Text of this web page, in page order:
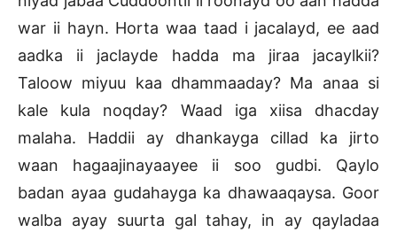
war ii hayn. Horta waa taad i jacalayd, ee aad
aadka ii jaclayde hadda ma jiraa jacaylkii?
Taloow miyuu kaa dhammaaday? Ma anaa si
kale kula noqday? Waad iga xiisa dhacday
malaha. Haddii ay dhankayga cillad ka jirto
waan hagaajinayaayee ii soo gudbi. Qaylo
badan ayaa gudahayga ka dhawaaqaysa. Goor
walba ayay suurta gal tahay, in ay qayladaa